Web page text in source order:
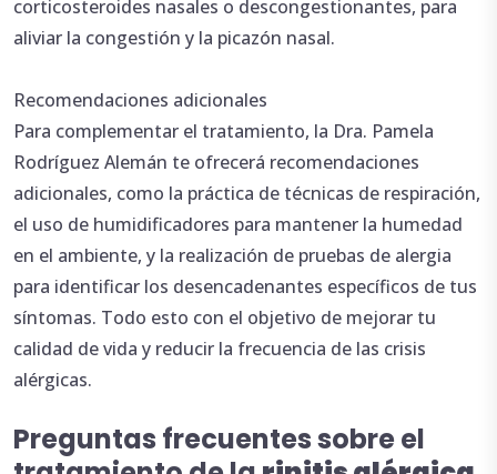
corticosteroides nasales o descongestionantes, para
aliviar la congestión y la picazón nasal.
Recomendaciones adicionales
Para complementar el tratamiento, la Dra. Pamela
Rodríguez Alemán te ofrecerá recomendaciones
adicionales, como la práctica de técnicas de respiración,
el uso de humidificadores para mantener la humedad
en el ambiente, y la realización de pruebas de alergia
para identificar los desencadenantes específicos de tus
síntomas. Todo esto con el objetivo de mejorar tu
calidad de vida y reducir la frecuencia de las crisis
alérgicas.
Preguntas frecuentes sobre el